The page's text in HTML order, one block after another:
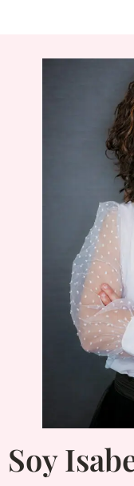
Soy